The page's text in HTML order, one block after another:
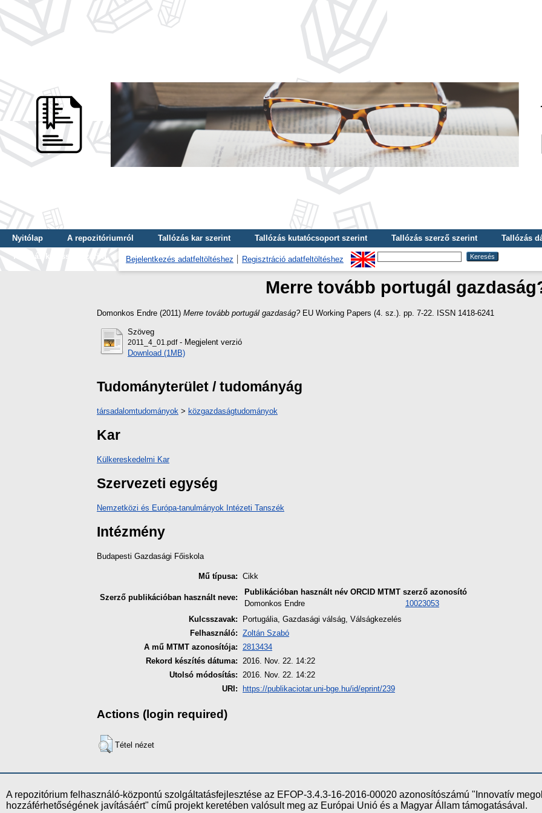
Nyitólap A repozitóriumról Tallózás kar szerint Tallózás kutatócsoport szerint Tallózás szerző szerint
Tallózás
Tallózás kulcsszó szerint
Bejelentkezés adatfeltöltéshez Regisztráció adatfeltöltéshez
Merre tovább portugál
Domonkos Endre (2011) Merre tovább portugál gazdaság?EU Working Papers (4. sz.). pp. 7-22. ISSN 1418-6241
Szöveg
2011_4_01.pdf- Megjelent verzió
Download (1MB)
Tudományterület / tudományág
társadalomtudományok > közgazdaságtudományok
Kar
Külkereskedelmi Kar
Szervezeti egység
Nemzetközi és Európa-tanulmányok Intézeti Tanszék
Intézmény
Budapesti Gazdasági Főiskola
Mű típusa: Cikk
Szerző publikációban használt neve:
Publikációban használt név ORCID MTMT szerző azonosító
Domonkos Endre
10023053
Kulcsszavak:
Portugália, Gazdasági válság, Válságkezelés
Felhasználó: Zoltán Szabó
A mű MTMT azonosítója: 2813434
Rekord készítés dátuma: 2016. Nov. 22. 14:22
Utolsó módosítás: 2016. Nov. 22. 14:22
URI:
https://publikaciotar.uni-bge.hu/id/eprint/239
Actions (login required)
Tétel nézet
A repozitórium felhasználó-központú szolgáltatásfejlesztése az EFOP-3.4.3-16-2016-00020 azonosítószámú "Innovatív
hozzáférhetőségének javításáért" című projekt keretében valósult meg az Európai Unió és a Magyar Állam támogatásával.